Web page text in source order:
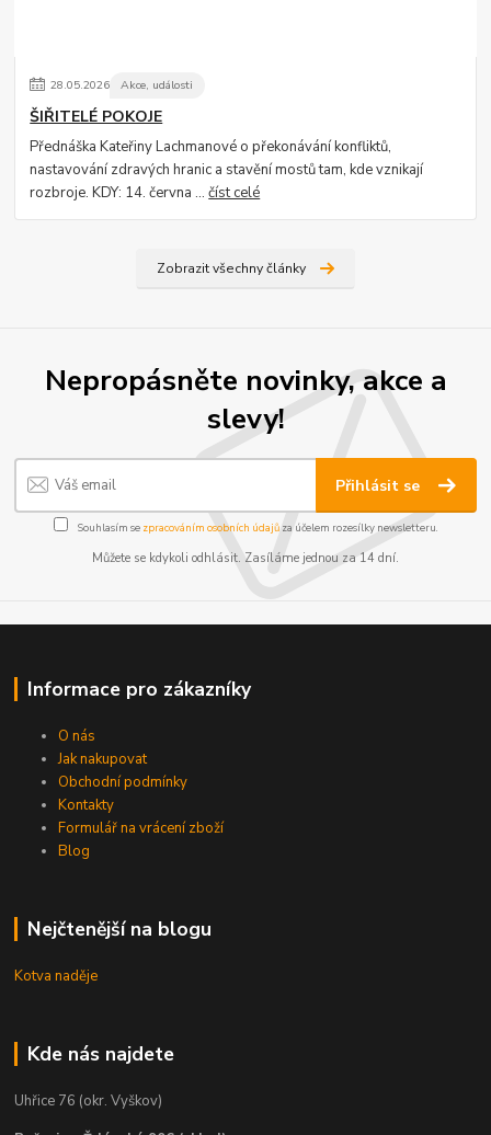
28.05.2026 Akce, události
ŠIŘITELÉ POKOJE
Přednáška Kateřiny Lachmanové o překonávání konfliktů,
nastavování zdravých hranic a stavění mostů tam, kde vznikají
rozbroje. KDY: 14. června ...číst celé
Zobrazit všechny články
Nepropásněte novinky, akce a
slevy!
Přihlásit se
Souhlasím se zpracováním osobních údajůza účelem rozesílky newsletteru.
Můžete se kdykoli odhlásit. Zasíláme jednou za 14 dní.
Informace pro zákazníky
O nás
Jak nakupovat
Obchodní podmínky
Kontakty
Formulář na vrácení zboží
Blog
Nejčtenější na blogu
Kotva naděje
Kde nás najdete
Uhřice 76 (okr. Vyškov)